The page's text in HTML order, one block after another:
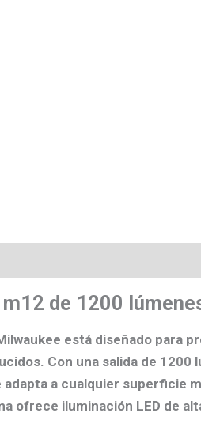
de 1200
está diseñado
Con una salida de
adapta a cualquier
ofrece iluminación LED de